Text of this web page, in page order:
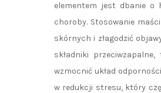
elementem jest dbanie o
choroby. Stosowanie
skórnych i złagodzić
składniki
wzmocnić układ
w redukcji stresu, który